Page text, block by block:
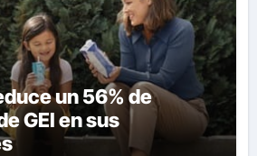
un 56% de
GEI en sus